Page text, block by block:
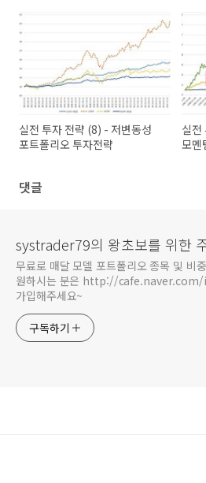
실전 투자 전략 (8) - 저변동성
포트폴리오 투자전략
실전
모멘
댓글
systrader79의 왕초보를 위한
무료로 매달 모델 포트폴리오 종목 및 비
원하시는 분은 http://cafe.naver.com/
가입해주세요~
구독하기